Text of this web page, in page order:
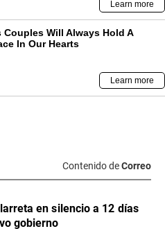
Contenido deCorreo
en silencio a 12 días
gobierno